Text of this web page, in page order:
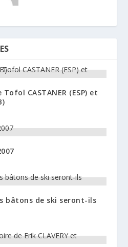
CASTANER (ESP) et
bâtons de ski seront-ils